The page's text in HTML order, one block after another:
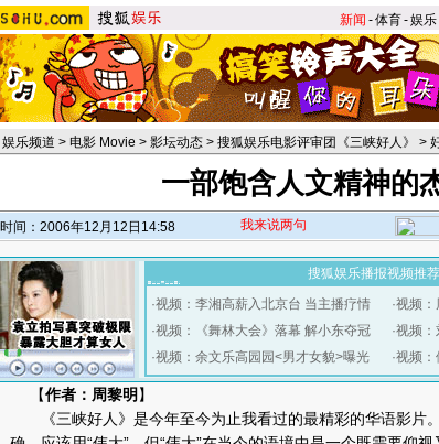
新闻 -体育-娱乐
娱乐频道 > 电影 Movie > 影坛动态 > 搜狐娱乐电影评审团《三峡好人》 >
一部饱含人文精神的
时间：2006年12月12日14:58 我来说两句
搜狐娱乐播报视频推荐
·视频：李湘高薪入北京台 当主播疗情
·视频：《舞林大会》落幕 解小东夺冠
·视频：余文乐高园园<男才女貌>曝光
·视频：
·视频：
·视频：
【作者：周黎明 】
《三峡好人》是今年至今为止我看过的最精彩的华语影片。